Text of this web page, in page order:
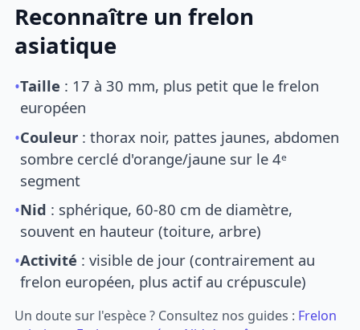
Reconnaître un frelon
asiatique
•Taille : 17 à 30 mm, plus petit que le frelon
européen
•Couleur : thorax noir, pattes jaunes, abdomen
sombre cerclé d'orange/jaune sur le 4ᵉ
segment
•Nid : sphérique, 60-80 cm de diamètre,
souvent en hauteur (toiture, arbre)
•Activité : visible de jour (contrairement au
frelon européen, plus actif au crépuscule)
Un doute sur l'espèce ? Consultez nos guides : Frelon